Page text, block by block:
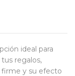
ideal para
regalos,
firme y su efecto